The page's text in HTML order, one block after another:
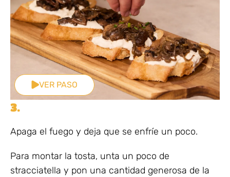
VER PASO
3.
Apaga el fuego y deja que se enfríe un poco.
Para montar la tosta, unta un poco de
stracciatella y pon una cantidad generosa de la